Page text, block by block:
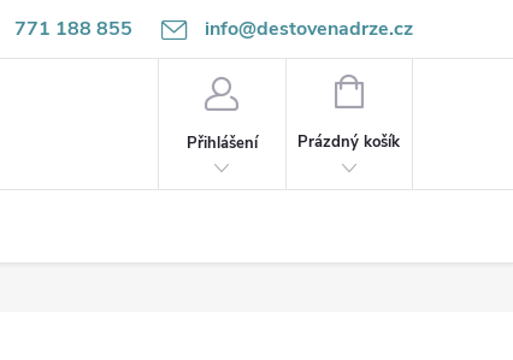
771 188 855 info@destovenadrze.cz
Přihlášení
NÁKUPNÍ
Prázdný košík